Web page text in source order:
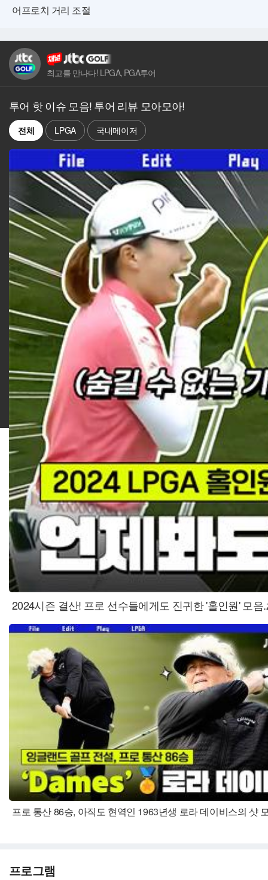
어프로치 거리 조절
최고를 만나다! LPGA, PGA투어
투어 핫 이슈 모음! 투어 리뷰 모아모아!
전체 LPGA 국내메이저
2024시즌 결산! 프로 선수들에게도 진귀한 '홀인원' 모음
프로 통산 86승, 아직도 현역인 1963년생 로라 데이비스의 샷
프로그램